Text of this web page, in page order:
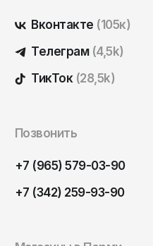
Вконтакте (105к)
Телеграм (4,5k)
ТикТок (28,5k)
Позвонить
+7 (965) 579-03-90
+7 (342) 259-93-90
Томск
Тула
Улан-Удэ
Ульяновск